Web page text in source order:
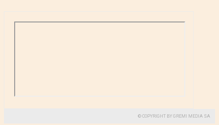
© COPYRIGHT BY GREMI MEDIA SA